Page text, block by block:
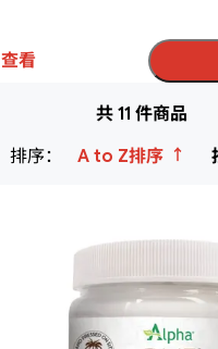
查看
共 11 件商品
排序：
A to Z排序 ↑